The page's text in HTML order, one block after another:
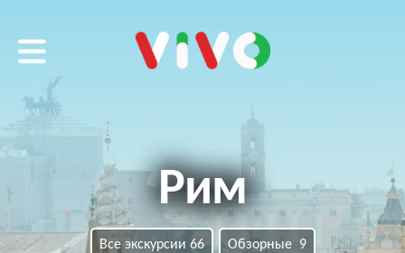
VIVO tour
Рим
Все экскурсии 66 Обзорные 9